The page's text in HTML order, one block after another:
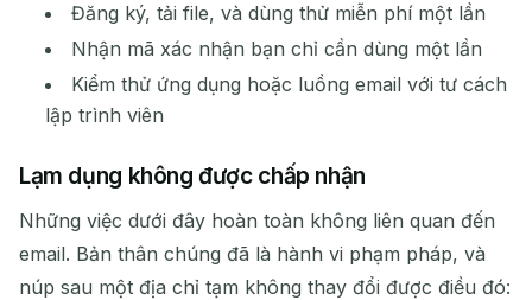
Đăng ký, tải file, và dùng thử miễn phí một lần
Nhận mã xác nhận bạn chỉ cần dùng một lần
Kiểm thử ứng dụng hoặc luồng email với tư cách
lập trình viên
Lạm dụng không được chấp nhận
Những việc dưới đây hoàn toàn không liên quan đến
email. Bản thân chúng đã là hành vi phạm pháp, và
núp sau một địa chỉ tạm không thay đổi được điều đó: